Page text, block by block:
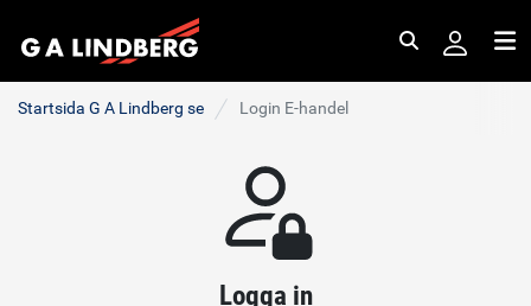
Startsida G A Lindberg se Login E-handel
Logga in